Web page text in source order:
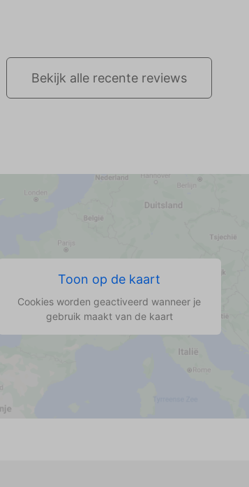
Bekijk alle recente reviews
Toon op de kaart
Cookies worden geactiveerd wanneer je
gebruik maakt van de kaart